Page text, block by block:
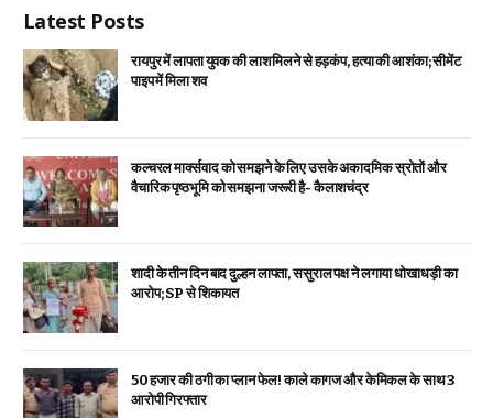
Latest Posts
रायपुर में लापता युवक की लाश मिलने से हड़कंप, हत्या की आशंका; सीमेंट
पाइप में मिला शव
कल्चरल मार्क्सवाद को समझने के लिए उसके अकादमिक स्रोतों और
वैचारिक पृष्ठभूमि को समझना जरूरी है- कैलाशचंद्र
शादी के तीन दिन बाद दुल्हन लापता, ससुराल पक्ष ने लगाया धोखाधड़ी का
आरोप; SP से शिकायत
₹50 हजार की ठगी का प्लान फेल! काले कागज और केमिकल के साथ 3
आरोपी गिरफ्तार